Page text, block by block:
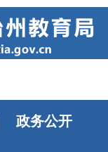
政务公开